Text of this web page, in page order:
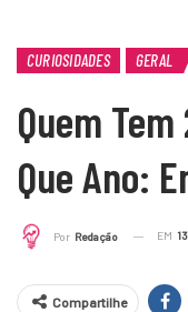
CURIOSIDADES GERAL
Quem
Que Ano:
Por Redação EM
Compartilhe